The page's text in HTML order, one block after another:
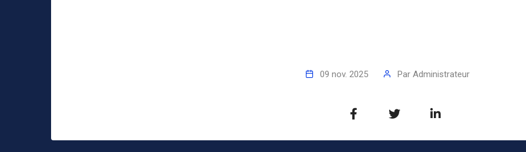
09 nov. 2025 Par Administrateur